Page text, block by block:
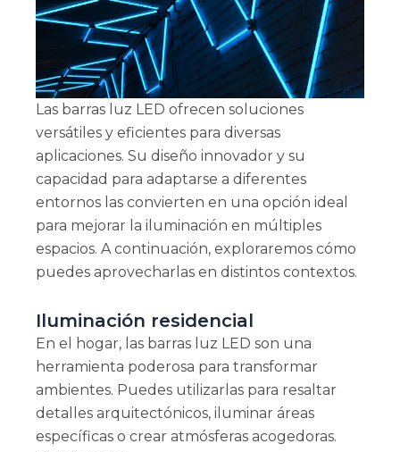
Las barras luz LED ofrecen soluciones
versátiles y eficientes para diversas
aplicaciones. Su diseño innovador y su
capacidad para adaptarse a diferentes
entornos las convierten en una opción ideal
para mejorar la iluminación en múltiples
espacios. A continuación, exploraremos cómo
puedes aprovecharlas en distintos contextos.
Iluminación residencial
En el hogar, las barras luz LED son una
herramienta poderosa para transformar
ambientes. Puedes utilizarlas para resaltar
detalles arquitectónicos, iluminar áreas
específicas o crear atmósferas acogedoras.